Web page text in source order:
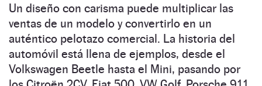
Un diseño con carisma puede multiplicar las
ventas de un modelo y convertirlo en un
auténtico pelotazo comercial. La historia del
automóvil está llena de ejemplos, desde el
Volkswagen Beetle hasta el Mini, pasando por